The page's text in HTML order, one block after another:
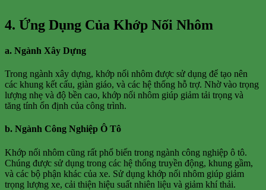
4. Ứng Dụng Của Khớp Nối Nhôm
a. Ngành Xây Dựng
Trong ngành xây dựng, khớp nối nhôm được sử dụng để tạo nên
các khung kết cấu, giàn giáo, và các hệ thống hỗ trợ. Nhờ vào trọng
lượng nhẹ và độ bền cao, khớp nối nhôm giúp giảm tải trọng và
tăng tính ổn định của công trình.
b. Ngành Công Nghiệp Ô Tô
Khớp nối nhôm cũng rất phổ biến trong ngành công nghiệp ô tô.
Chúng được sử dụng trong các hệ thống truyền động, khung gầm,
và các bộ phận khác của xe. Sử dụng khớp nối nhôm giúp giảm
trọng lượng xe, cải thiện hiệu suất nhiên liệu và giảm khí thải.